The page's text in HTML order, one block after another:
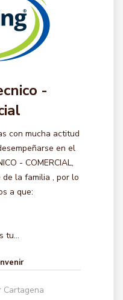
-
con mucha actitud
en el
- COMERCIAL,
la familia , por lo
a que:
tu...
Cartagena